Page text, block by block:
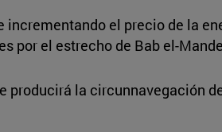
el precio de la
por el estrecho de Bab el-
producirá la circunnavegación